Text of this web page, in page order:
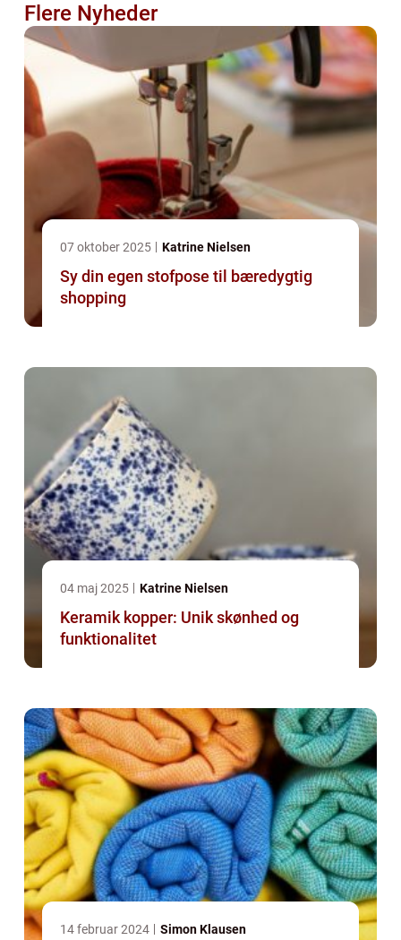
Flere Nyheder
07 oktober 2025 Katrine Nielsen
Sy din egen stofpose til bæredygtig
shopping
04 maj 2025 Katrine Nielsen
Keramik kopper: Unik skønhed og
funktionalitet
14 februar 2024 Simon Klausen